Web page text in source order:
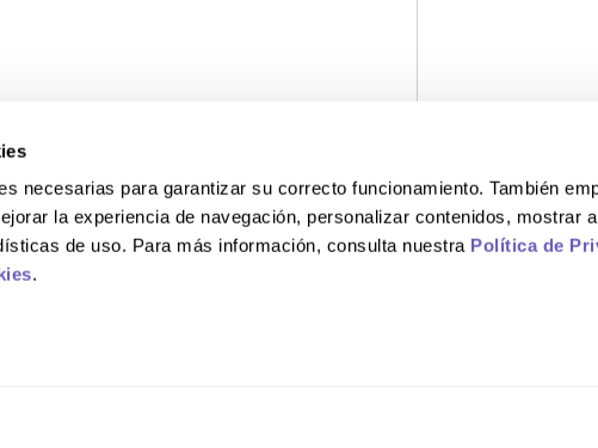
necesarias para garantizar su correcto funcionamiento. También
la experiencia de navegación, personalizar contenidos, mostrar
de uso. Para más información, consulta nuestra Política de
.